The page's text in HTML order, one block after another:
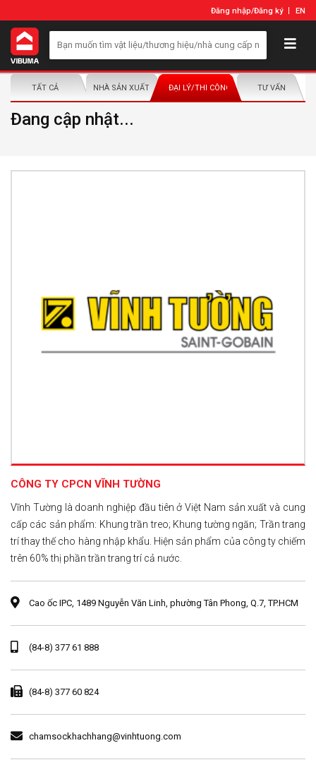
Đăng nhập/Đăng ký EN
TẤT CẢ NHÀ SẢN XUẤT/NHÀ PHÂN PHỐIĐẠI LÝ/THI CÔNG LẮP ĐẶTTƯ VẤN
Đang cập nhật...
CÔNG TY CPCN VĨNH TƯỜNG
Vĩnh Tường là doanh nghiệp đầu tiên ở Việt Nam sản xuất và cung
cấp các sản phẩm: Khung trần treo; Khung tường ngăn; Trần trang
trí thay thế cho hàng nhập khẩu. Hiện sản phẩm của công ty chiếm
trên 60% thị phần trần trang trí cả nước.
Cao ốc IPC, 1489 Nguyễn Văn Linh, phường Tân Phong, Q.7, TP.HCM
(84-8) 377 61 888
(84-8) 377 60 824
chamsockhachhang@vinhtuong.com